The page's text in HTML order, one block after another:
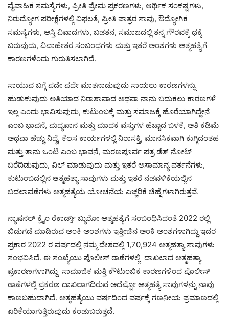
ವೈವಾಹಿಕ ಸಮಸ್ಯೆಗಳು, ಪ್ರೀತಿ ಪ್ರೇಮ ಪ್ರಕರಣಗಳು, ಆರ್ಥಿಕ ಸಂಕಷ್ಟಗಳು,
ನಿರುದ್ಯೋಗ ಪರೀಕ್ಷೆಗಳಲ್ಲಿ ವಿಫಲತೆ, ಪ್ರೀತಿ ಪಾತ್ರರ ಸಾವು, ಔದ್ಯೋಗಿಕ
ಸಮಸ್ಯೆಗಳು, ಆಸ್ತಿ ವಿವಾದಗಳು, ಬಡತನ, ಸಮಾಜದಲ್ಲಿ ತನ್ನ ಗೌರವಕ್ಕೆ ಧಕ್ಕೆ
ಬರುವುದು, ವಿವಾಹೇತರ ಸಂಬಂಧಗಳು ಮತ್ತು ಇತರೆ ಅಂಶಗಳು ಆತ್ಮಹತ್ಯೆಗೆ
ಕಾರಣಗಳೆಂದು ಗುರುತಿಸಲಾಗಿದೆ.
ಸಾಯುವ ಬಗ್ಗೆ ಪದೇ ಪದೇ ಮಾತನಾಡುವುದು ಸಾಯಲು ಕಾರಣಗಳನ್ನು
ಹುಡುಕುವುದು ಅತಿಯಾದ ನಿರಾಶಾವಾದ ಅಥವಾ ನಾನು ಬದುಕಲು ಕಾರಣಗಳೆ
ಇಲ್ಲ ಎಂದು ಭಾವಿಸುವುದು, ಕುಟುಂಬಕ್ಕೆ ಮತ್ತು ಸಮಾಜಕ್ಕೆ ಹೊರೆಯಾಗಿದ್ದೇನೆ
ಎಂಬ ಭಾವನೆ, ಮದ್ಯಪಾನ ಮತ್ತು ಮಾದಕ ವಸ್ತುಗಳ ಹೆಚ್ಚಾದ ಬಳಕೆ, ಅತಿ ಕಡಿಮೆ
ಅಥವಾ ಹೆಚ್ಚು ನಿದ್ದೆ, ಕೆಲಸ ಕಾರ್ಯಗಳಲ್ಲಿ ನಿರಾಸಕ್ತಿ, ಮಾನಸಿಕವಾಗಿ ಕುಗ್ಗಿದಂತಹ
ಮತ್ತು ತಾನು ಒಂಟಿ ಎಂಬ ಭಾವನೆ, ಮರಣಪೂರ್ವ ಪತ್ರ ಡೆತ್ ನೋಟ್
ಬರೆದಿಡುವುದು, ವಿಲ್ ಮಾಡುವುದು ಮತ್ತು ಇತರೆ ಅಸಾಮಾನ್ಯ ವರ್ತನೆಗಳು,
ಕುಟುಂಬದಲ್ಲಿನ ಆತ್ಮಹತ್ಯಾ ಸಾವುಗಳು ಮತ್ತು ಇತರೆ ನಡವಳಿಕೆಯಲ್ಲಿನ
ಬದಲಾವಣೆಗಳು ಆತ್ಮಹತ್ಯೆಯ ಯೋಚನೆಯ ಎಚ್ಚರಿಕೆ ಚಿಹ್ನೆಗಳಾಗಿರುತ್ತವೆ.
ನ್ಯಾಷನಲ್ ಕ್ರೈಂ ರೆಕಾರ್ಡ್ಸ್ ಬ್ಯುರೋ ಆತ್ಮಹತ್ಯೆಗೆ ಸಂಬಂಧಿಸಿದಂತೆ 2022 ರಲ್ಲಿ
ಬಿಡುಗಡೆ ಮಾಡಿರುವ ಅಂಕಿ ಅಂಶಗಳು ಇತ್ತೀಚಿನ ಅಂಕಿ ಅಂಶಗಳಾಗಿದ್ದು ಇದರ
ಪ್ರಕಾರ 2022 ರ ವರ್ಷದಲ್ಲಿ ನಮ್ಮ ದೇಶದಲ್ಲಿ 1,70,924 ಆತ್ಮಹತ್ಯಾ ಸಾವುಗಳು
ಸಂಭವಿಸಿದೆ. ಈ ಸಂಖ್ಯೆಯು ಪೊಲೀಸ್ ಠಾಣೆಗಳಲ್ಲಿ ದಾಖಲಾದ ಆತ್ಮಹತ್ಯಾ
ಪ್ರಕಾರಣಗಳಾಗಿದ್ದು ಸಾಮಾಜಿಕ ಮತ್ತಿ ಕೌಟುಂಬಿಕ ಕಾರಣಗಳಿಂದ ಪೊಲೀಸ್
ಠಾಣೆಗಳಲ್ಲಿ ಪ್ರಕರಣ ದಾಖಲಾಗದಿರುವ ಅದೆಷ್ಟೋ ಆತ್ಮಹತ್ಯೆ ಸಾವುಗಳನ್ನು ನಾವು
ಕಾಣಬಹುದಾಗಿದೆ. ಆತ್ಮಹತ್ಯೆಯು ವರ್ಷದಿಂದ ವರ್ಷಕ್ಕೆ ಗಣನೀಯ ಪ್ರಮಾಣದಲ್ಲಿ
ಏರಿಕೆಯಾಗುತ್ತಿರುವುದು ಕಂಡುಬರುತ್ತದೆ.